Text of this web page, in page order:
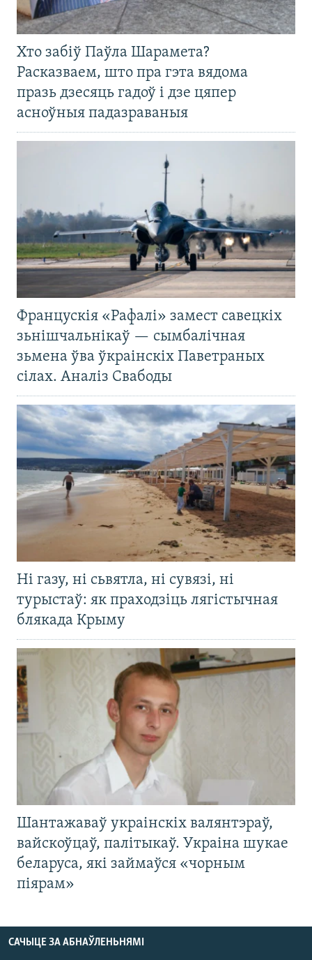
Хто забіў Паўла Шарамета?
Расказваем, што пра гэта вядома
празь дзесяць гадоў і дзе цяпер
асноўныя падазраваныя
Францускія «Рафалі» замест савецкіх
зьнішчальнікаў — сымбалічная
зьмена ўва ўкраінскіх Паветраных
сілах. Аналіз Свабоды
Ні газу, ні сьвятла, ні сувязі, ні
турыстаў: як праходзіць лягістычная
блякада Крыму
Шантажаваў украінскіх валянтэраў,
вайскоўцаў, палітыкаў. Украіна шукае
беларуса, які займаўся «чорным
піярам»
САЧЫЦЕ ЗА АБНАЎЛЕНЬНЯМІ